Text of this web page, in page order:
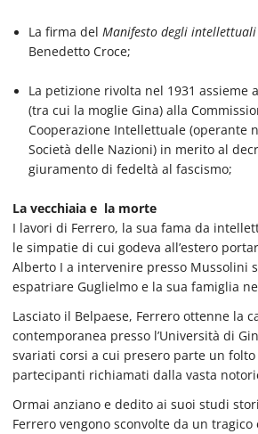
La firma del Manifesto degli
Benedetto Croce;
La petizione rivolta nel 1931
(tra cui la moglie Gina) alla
Cooperazione Intellettuale (operante
Società delle Nazioni) in merito al
giuramento di fedeltà al fascismo;
La vecchiaia e la morte
I lavori di Ferrero, la sua fama da
le simpatie di cui godeva all’estero
Alberto I a intervenire presso Mussolini
espatriare Guglielmo e la sua famiglia
Lasciato il Belpaese, Ferrero ottenne la
contemporanea presso l’Università di
svariati corsi a cui presero parte un
partecipanti richiamati dalla vasta
Ormai anziano e dedito ai suoi studi
Ferrero vengono sconvolte da un